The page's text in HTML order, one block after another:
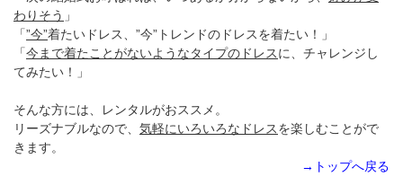
わりそう 」
「”今”着たいドレス、”今”トレンドのドレスを着たい！」
「今まで着たことがないようなタイプのドレスに、チャレンジし
てみたい！」
そんな方には、レンタルがおススメ。
リーズナブルなので、 気軽にいろいろなドレスを楽しむことがで
きます。
→トップへ戻る